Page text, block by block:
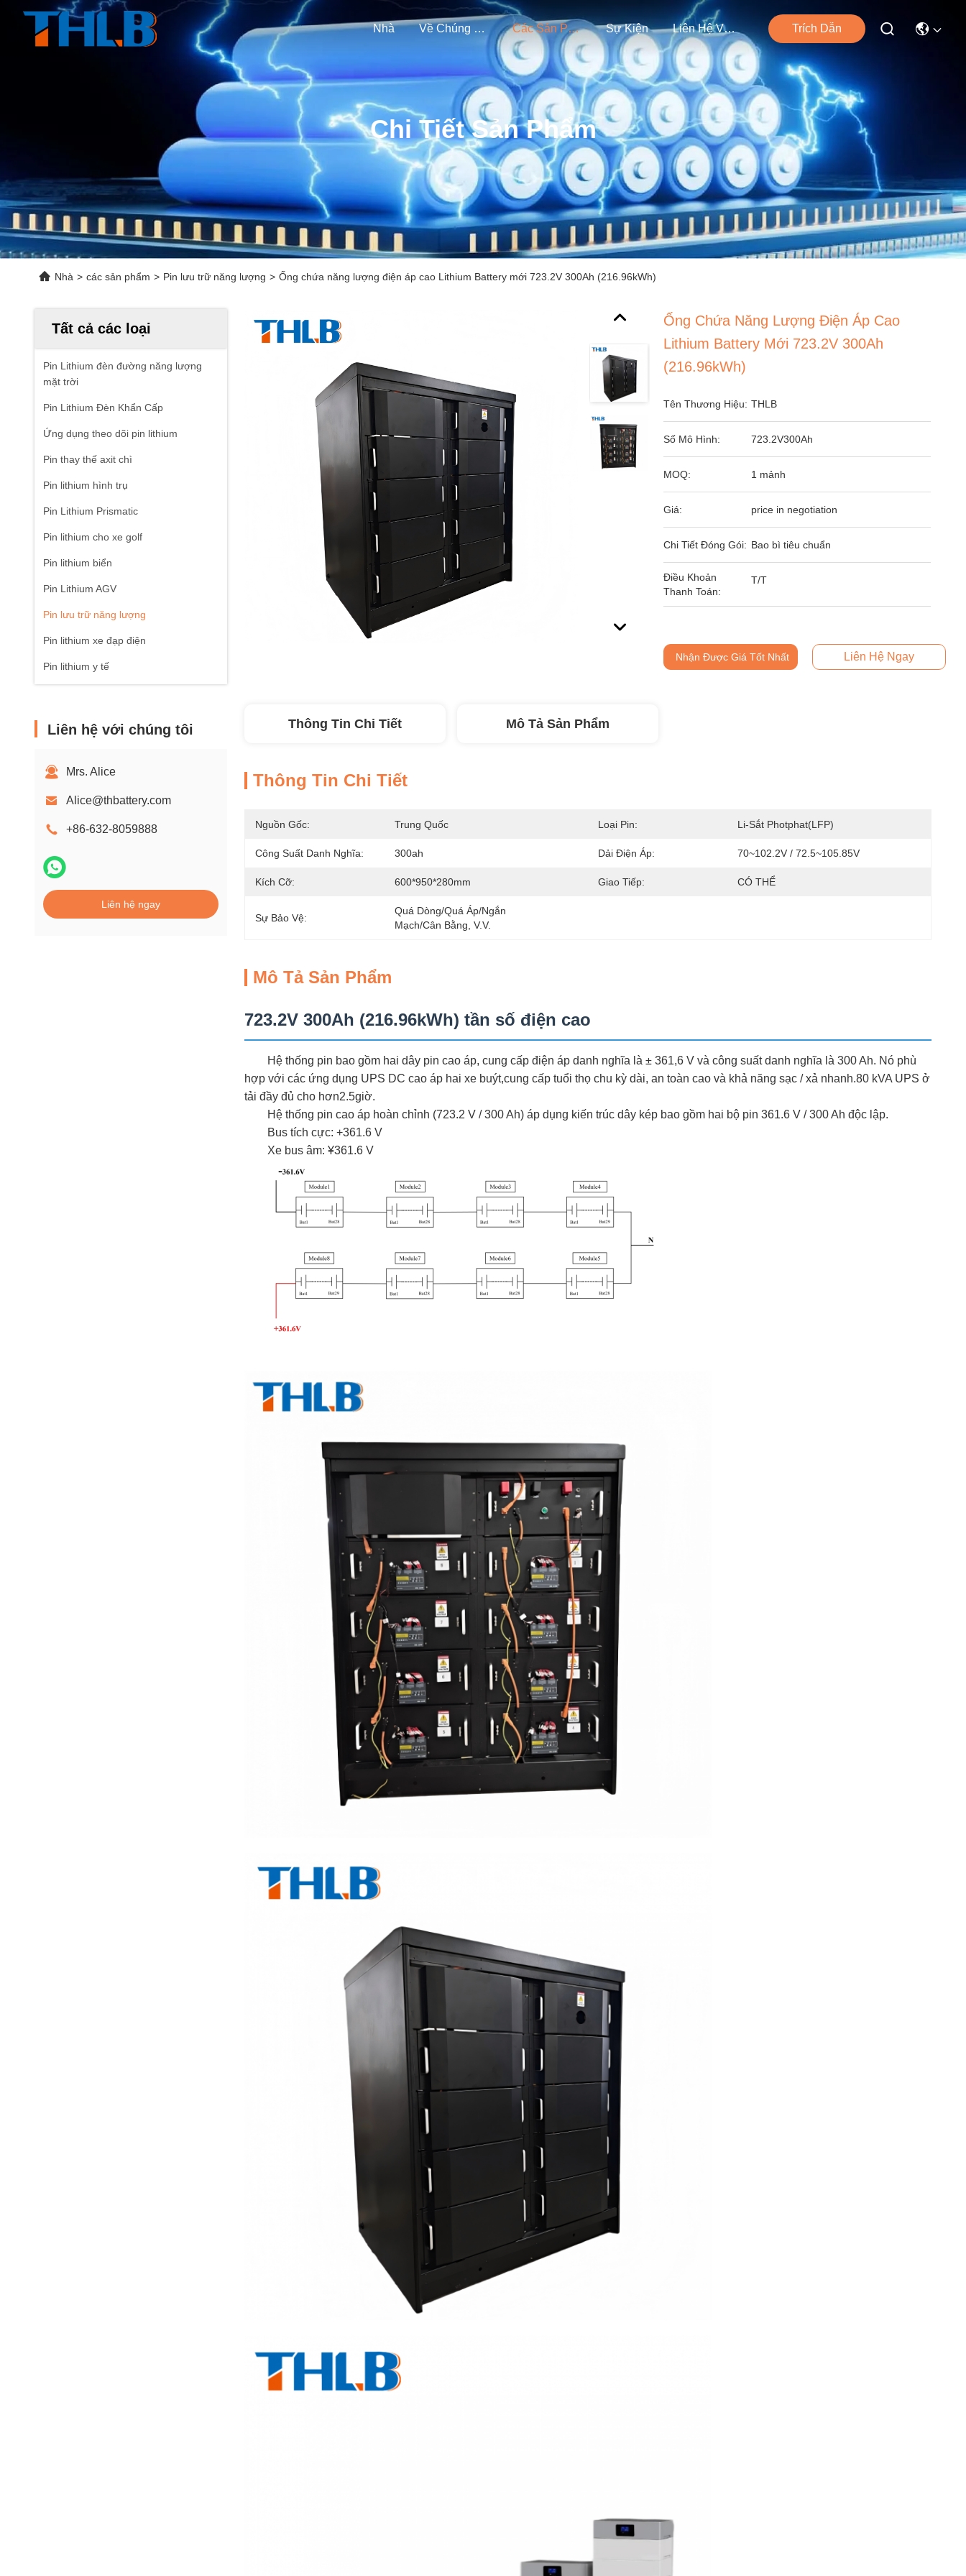
Nhà Về Chúng Tôi Các Sản Phẩm Sự Kiện Liên Hệ Với Chúng Tôi Trích Dẫn
Chi Tiết Sản Phẩm
Nhà > các sản phẩm > Pin lưu trữ năng lượng > Ống chứa năng lượng điện áp cao Lithium Battery mới 723.2V 300Ah (216.96kWh)
Tất cả các loại
Pin Lithium đèn đường năng lượng
mặt trời
Pin Lithium Đèn Khẩn Cấp
Ứng dụng theo dõi pin lithium
Pin thay thế axit chì
Pin lithium hình trụ
Pin Lithium Prismatic
Pin lithium cho xe golf
Pin lithium biển
Pin Lithium AGV
Pin lưu trữ năng lượng
Pin lithium xe đạp điện
Pin lithium y tế
Liên hệ với chúng tôi
Mrs. Alice
Alice@thbattery.com
+86-632-8059888
Liên hệ ngay
Ống Chứa Năng Lượng Điện Áp Cao
Lithium Battery Mới 723.2V 300Ah
(216.96kWh)
Tên Thương Hiệu: THLB
Số Mô Hình: 723.2V300Ah
MOQ: 1 mảnh
Giá: price in negotiation
Chi Tiết Đóng Gói: Bao bì tiêu chuẩn
Điều Khoản
Thanh Toán:
T/T
Nhận Được Giá Tốt Nhất Liên Hệ Ngay
Thông Tin Chi Tiết Mô Tả Sản Phẩm
Thông Tin Chi Tiết
Nguồn Gốc: Trung Quốc Loại Pin: Li-Sắt Photphat(LFP)
Công Suất Danh Nghĩa: 300ah Dải Điện Áp: 70~102.2V / 72.5~105.85V
Kích Cỡ: 600*950*280mm Giao Tiếp: CÓ THỂ
Sự Bảo Vệ:
Quá Dòng/quá Áp/ngắn
Mạch/cân Bằng, V.v.
Mô Tả Sản Phẩm
723.2V 300Ah (216.96kWh) tần số điện cao
Hệ thống pin bao gồm hai dây pin cao áp, cung cấp điện áp danh nghĩa là ± 361,6 V và công suất danh nghĩa là 300 Ah. Nó phù
hợp với các ứng dụng UPS DC cao áp hai xe buýt,cung cấp tuổi thọ chu kỳ dài, an toàn cao và khả năng sạc / xả nhanh.80 kVA UPS ở
tải đầy đủ cho hơn2.5giờ.
Hệ thống pin cao áp hoàn chỉnh (723.2 V / 300 Ah) áp dụng kiến trúc dây kép bao gồm hai bộ pin 361.6 V / 300 Ah độc lập.
Bus tích cực: +361.6 V
Xe bus âm: ¥361.6 V